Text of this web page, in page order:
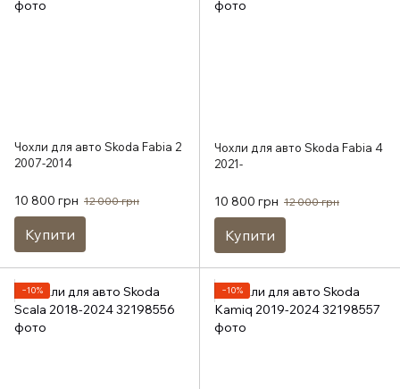
Чохли для авто Skoda Fabia 2
2007-2014
10 800 грн 12 000 грн
Купити
Чохли для авто Skoda Fabia 4
2021-
10 800 грн 12 000 грн
Купити
−10% −10%